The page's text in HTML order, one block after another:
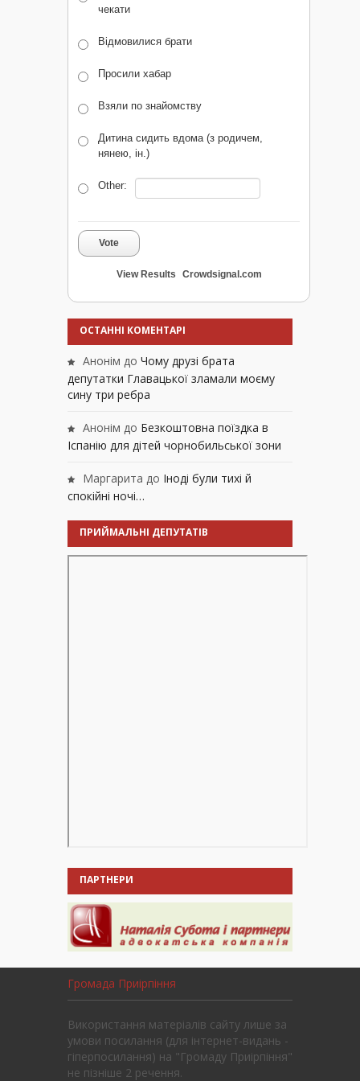
чекати
Відмовилися брати
Просили хабар
Взяли по знайомству
Дитина сидить вдома (з родичем,
нянею, ін.)
Other:
Vote
View Results Crowdsignal.com
ОСТАННІ КОМЕНТАРІ
Анонім до Чому друзі брата
депутатки Главацької зламали моєму
сину три ребра
Анонім до Безкоштовна поїздка в
Іспанію для дітей чорнобильської зони
Маргарита до Іноді були тихі й
спокійні ночі…
ПРИЙМАЛЬНІ ДЕПУТАТІВ
ПАРТНЕРИ
Громада Приірпіння
Використання матеріалів сайту лише за
умови посилання (для інтернет-видань -
гіперпосилання) на "Громаду Приірпіння"
не пізніше 2 речення.